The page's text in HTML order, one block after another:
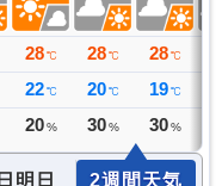
28 ℃
22 ℃
20 %
28 ℃
20 ℃
30 %
28 ℃
19 ℃
30 %
明日 2週間天気